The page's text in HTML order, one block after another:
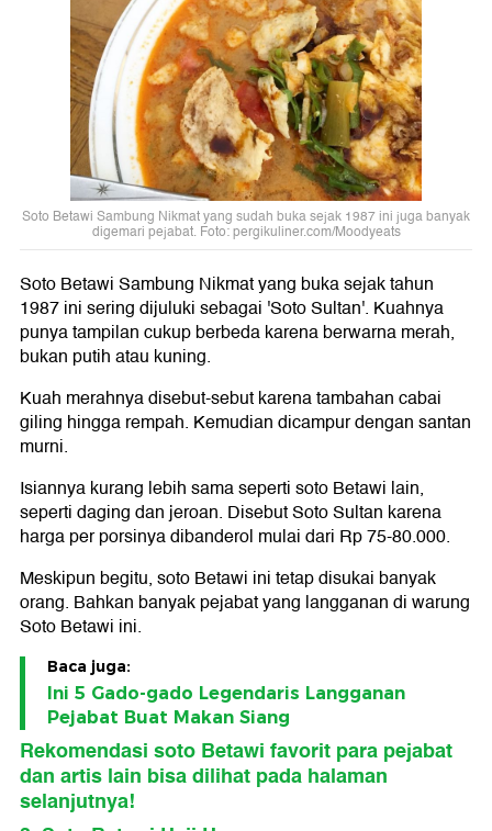
Soto Betawi Sambung Nikmat yang sudah buka sejak 1987 ini juga banyak
digemari pejabat. Foto: pergikuliner.com/Moodyeats
Soto Betawi Sambung Nikmat yang buka sejak tahun
1987 ini sering dijuluki sebagai 'Soto Sultan'. Kuahnya
punya tampilan cukup berbeda karena berwarna merah,
bukan putih atau kuning.
Kuah merahnya disebut-sebut karena tambahan cabai
giling hingga rempah. Kemudian dicampur dengan santan
murni.
Isiannya kurang lebih sama seperti soto Betawi lain,
seperti daging dan jeroan. Disebut Soto Sultan karena
harga per porsinya dibanderol mulai dari Rp 75-80.000.
Meskipun begitu, soto Betawi ini tetap disukai banyak
orang. Bahkan banyak pejabat yang langganan di warung
Soto Betawi ini.
Baca juga:
Ini 5 Gado-gado Legendaris Langganan
Pejabat Buat Makan Siang
Rekomendasi soto Betawi favorit para pejabat
dan artis lain bisa dilihat pada halaman
selanjutnya!